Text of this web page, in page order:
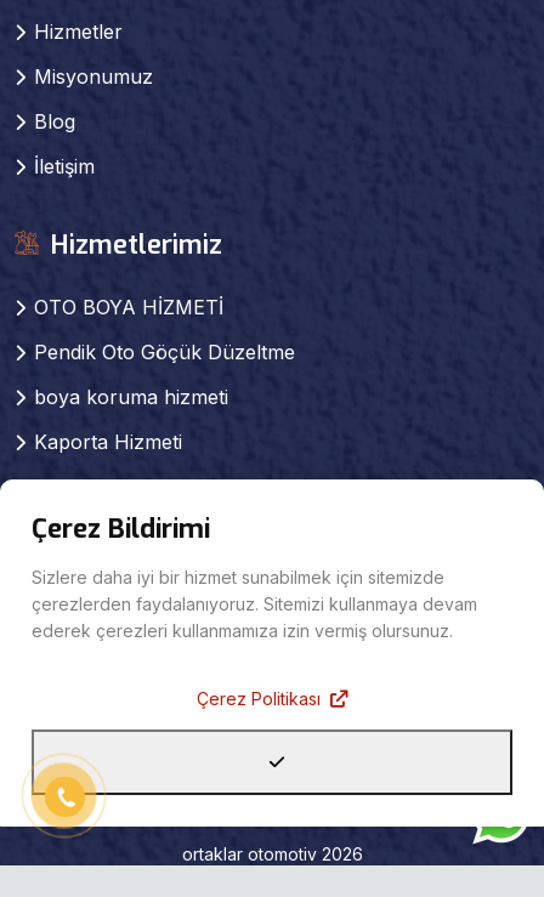
Hizmetler
Misyonumuz
Blog
İletişim
Hizmetlerimiz
OTO BOYA HİZMETİ
Pendik Oto Göçük Düzeltme
boya koruma hizmeti
Kaporta Hizmeti
Pendik kaporta boya
Pendik Pasta Cila Hizmeti
Pendik Oto Mekanik Servisi
KAPORTA SERVİSİ
Projeler
ortaklar otomotiv 2026
Çerez Bildirimi
Sizlere daha iyi bir hizmet sunabilmek için sitemizde
çerezlerden faydalanıyoruz. Sitemizi kullanmaya devam
ederek çerezleri kullanmamıza izin vermiş olursunuz.
Çerez Politikası